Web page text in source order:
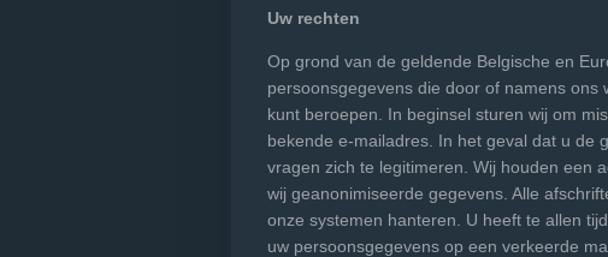
Uw rechten
Op grond van de geldende Belgische en
persoonsgegevens die door of namens
kunt beroepen. In beginsel sturen wij om
bekende e-mailadres. In het geval dat u de
vragen zich te legitimeren. Wij houden een
wij geanonimiseerde gegevens. Alle
onze systemen hanteren. U heeft te allen
uw persoonsgegevens op een verkeerde